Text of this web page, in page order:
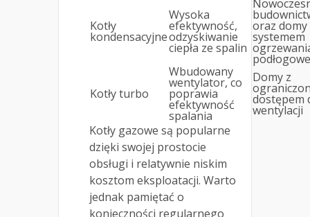
Kotły
kondensacyjne
Wysoka
efektywność,
odzyskiwanie
ciepła ze spalin
oraz domy
systemem
Kotły turbo
Wbudowany
wentylator, co
poprawia
efektywność
spalania
Domy z
dostępem
wentylacji
Kotły gazowe są popularne
dzięki swojej prostocie
obsługi i relatywnie niskim
kosztom eksploatacji. Warto
jednak pamiętać o
konieczności regularnego